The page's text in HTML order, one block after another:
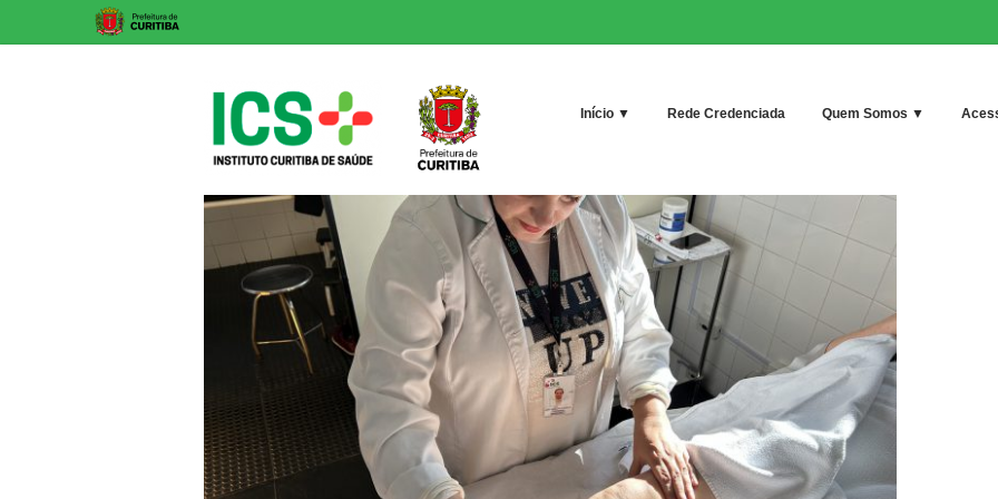
Instituto
Curitiba
Início ▼ Rede Credenciada Quem Somos ▼